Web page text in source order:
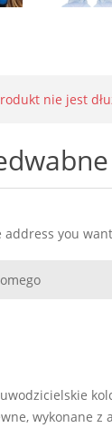
nie jest
address you
wykonane z